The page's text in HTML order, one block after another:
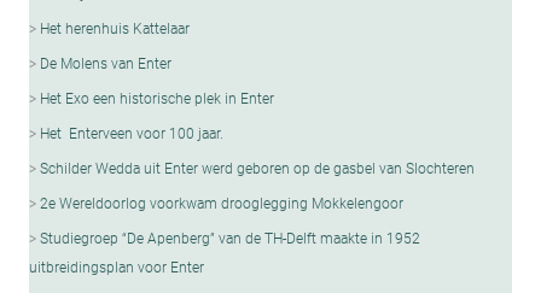
Het herenhuis Kattelaar
De Molens van Enter
Het Exo een historische plek in Enter
Het Enterveen voor 100 jaar.
Schilder Wedda uit Enter werd geboren op de gasbel van Slochteren
2e Wereldoorlog voorkwam drooglegging Mokkelengoor
Studiegroep “De Apenberg” van de TH-Delft maakte in 1952
uitbreidingsplan voor Enter